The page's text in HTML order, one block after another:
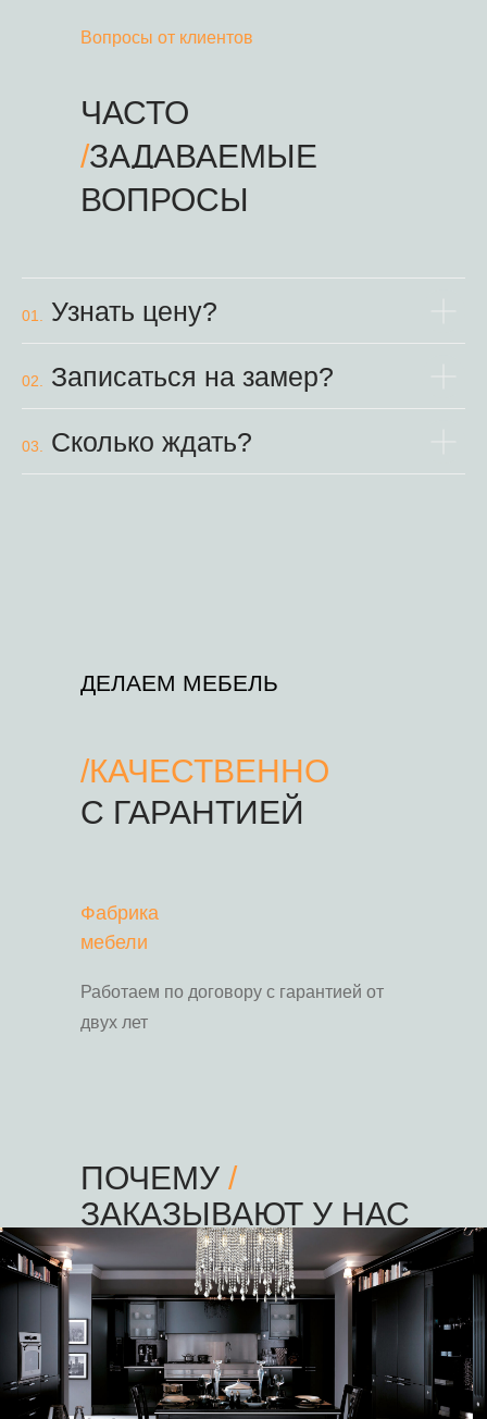
ЧАСТО
/ЗАДАВАЕМЫЕ
Вопросы от клиентов
ВОПРОСЫ
01. Узнать цену?
02. Записаться на замер?
03. Сколько ждать?
ДЕЛАЕМ МЕБЕЛЬ
/КАЧЕСТВЕННО
С ГАРАНТИЕЙ
Работаем по договору с гарантией от
двух лет
Фабрика
мебели
ПОЧЕМУ /
ЗАКАЗЫВАЮТ У НАС